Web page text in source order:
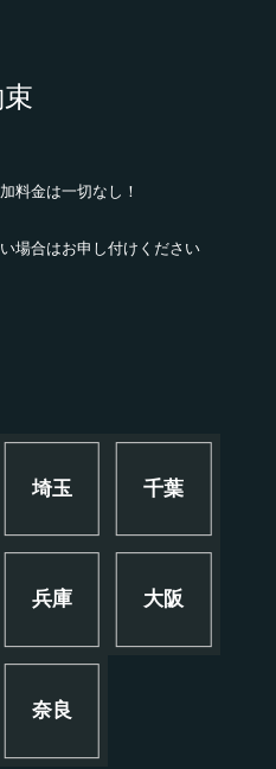
料金は一切なし！
場合はお申し付けください
埼玉 千葉
兵庫 大阪
奈良